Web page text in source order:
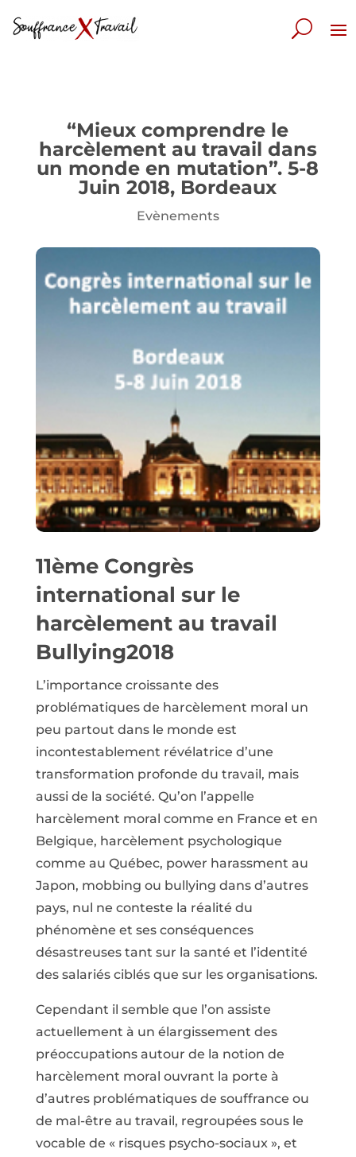
“Mieux comprendre le
harcèlement au travail dans
un monde en mutation”. 5-8
Juin 2018, Bordeaux
Evènements
11ème Congrès
international sur le
harcèlement au travail
Bullying2018
L’importance croissante des
problématiques de harcèlement moral un
peu partout dans le monde est
incontestablement révélatrice d’une
transformation profonde du travail, mais
aussi de la société. Qu’on l’appelle
harcèlement moral comme en France et en
Belgique, harcèlement psychologique
comme au Québec, power harassment au
Japon, mobbing ou bullying dans d’autres
pays, nul ne conteste la réalité du
phénomène et ses conséquences
désastreuses tant sur la santé et l’identité
des salariés ciblés que sur les organisations.
Cependant il semble que l’on assiste
actuellement à un élargissement des
préoccupations autour de la notion de
harcèlement moral ouvrant la porte à
d’autres problématiques de souffrance ou
de mal-être au travail, regroupées sous le
vocable de « risques psycho-sociaux », et